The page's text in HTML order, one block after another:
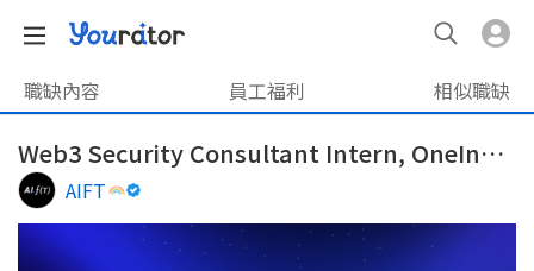
職缺內容 員工福利 相似職缺
Web3 Security Consultant Intern, OneInfinity
AIFT